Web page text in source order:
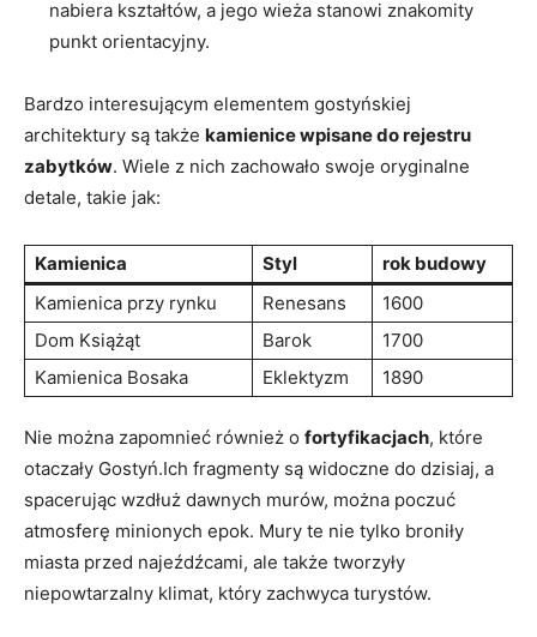
nabiera kształtów, a jego wieża stanowi znakomity
punkt orientacyjny.
Bardzo interesującym elementem‍ gostyńskiej
architektury są także kamienice wpisane do rejestru
zabytków. Wiele z nich zachowało swoje oryginalne
detale,‌ takie​ jak:
Kamienica Styl
rok ‌budowy
Kamienica przy rynku
Renesans
1600
Dom Książąt
Barok
1700
Kamienica Bosaka
Eklektyzm 1890
Nie można zapomnieć również o fortyfikacjach,‌ które
otaczały Gostyń.Ich fragmenty ​są widoczne do dzisiaj, a
spacerując​ wzdłuż dawnych murów, można⁤ poczuć
atmosferę minionych epok. Mury⁣ te nie tylko broniły
miasta przed ​najeźdźcami, ale także tworzyły
niepowtarzalny klimat, który ‍zachwyca turystów.